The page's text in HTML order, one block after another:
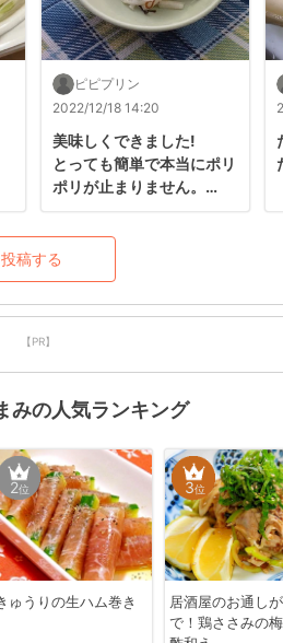
ピピプリン
2022/12/18 14:20
美味しくできました!
とっても簡単で本当にポリ
ポリが止まりません。
すね!
稿する
【PR】
みの人気ランキング
2位
ゅうりの生ハム巻き
3位
居酒屋のお通し
で！鶏ささみの